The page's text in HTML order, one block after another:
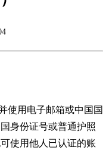
使用电子邮箱或中国国
身份证号或普通护照
使用他人已认证的账